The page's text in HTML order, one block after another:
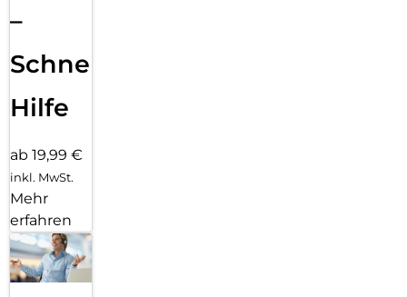
–
Schnelle
Hilfe
ab 19,99 €
inkl. MwSt.
Mehr
erfahren